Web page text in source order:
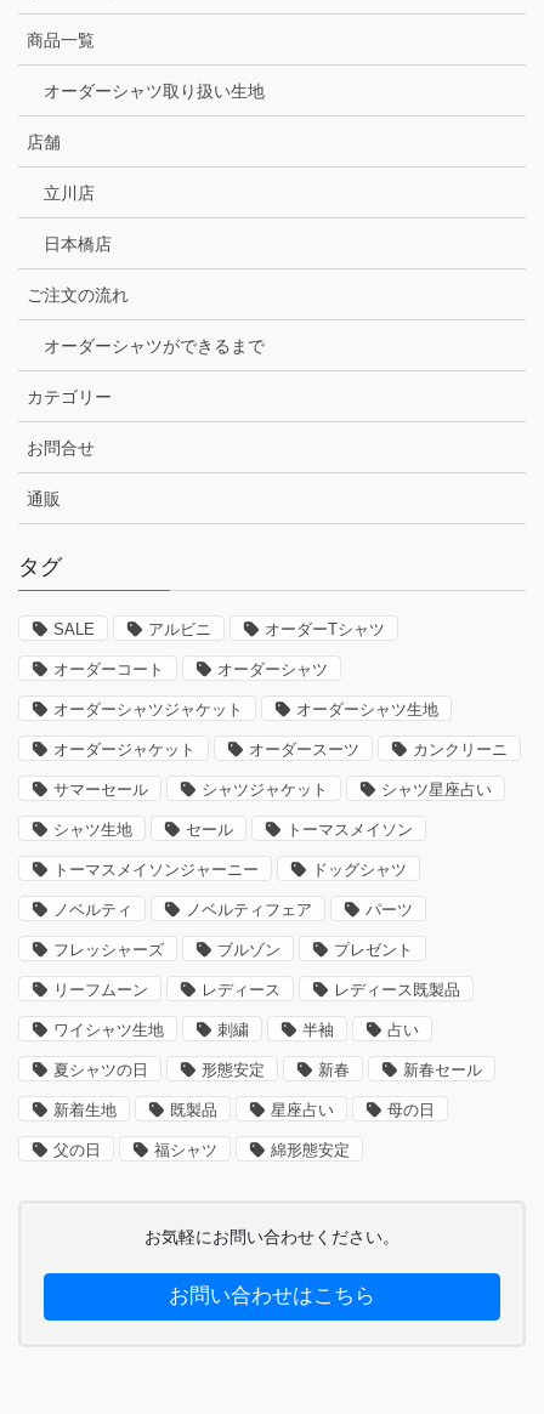
商品一覧
オーダーシャツ取り扱い生地
店舗
立川店
日本橋店
ご注文の流れ
オーダーシャツができるまで
カテゴリー
お問合せ
通販
タグ
SALE アルビニ オーダーTシャツ
オーダーコート オーダーシャツ
オーダーシャツジャケット オーダーシャツ生地
オーダージャケット オーダースーツ カンクリーニ
サマーセール シャツジャケット シャツ星座占い
シャツ生地 セール トーマスメイソン
トーマスメイソンジャーニー ドッグシャツ
ノベルティ ノベルティフェア パーツ
フレッシャーズ ブルゾン プレゼント
リーフムーン レディース レディース既製品
ワイシャツ生地 刺繍 半袖 占い
夏シャツの日 形態安定 新春 新春セール
新着生地 既製品 星座占い 母の日
父の日 福シャツ 綿形態安定
お気軽にお問い合わせください。
お問い合わせはこちら